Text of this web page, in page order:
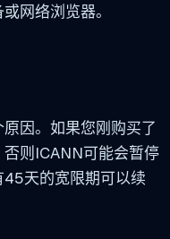
网络浏览器。
因。如果您刚购买了
则ICANN可能会暂停
天的宽限期可以续